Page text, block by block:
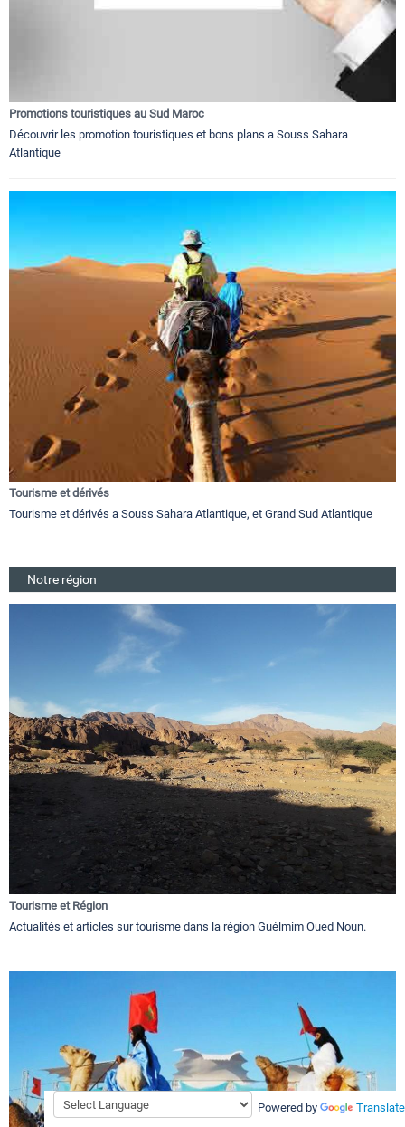
Promotions touristiques au Sud Maroc
Découvrir les promotion touristiques et bons plans a Souss Sahara
Atlantique
Tourisme et dérivés
Tourisme et dérivés a Souss Sahara Atlantique, et Grand Sud Atlantique
Notre région
Tourisme et Région
Actualités et articles sur tourisme dans la région Guélmim Oued Noun.
Powered by Translate